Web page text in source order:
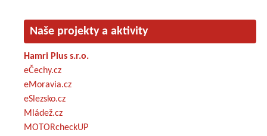
Naše projekty a aktivity
Hamri Plus s.r.o.
eČechy.cz
eMoravia.cz
eSlezsko.cz
Mládež.cz
MOTORcheckUP